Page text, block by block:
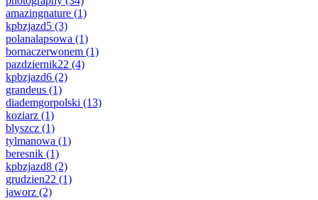
amazingnature (1)
kpbzjazd5 (3)
polanalapsowa (1)
bornaczerwonem (1)
pazdziernik22 (4)
kpbzjazd6 (2)
grandeus (1)
diademgorpolski (13)
koziarz (1)
blyszcz (1)
tylmanowa (1)
beresnik (1)
kpbzjazd8 (2)
grudzien22 (1)
jaworz (2)